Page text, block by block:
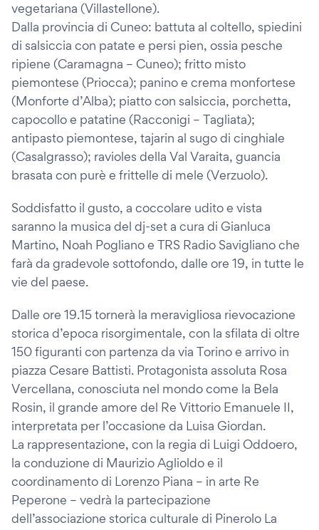
vegetariana (Villastellone).
Dalla provincia di Cuneo: battuta al coltello, spiedini
di salsiccia con patate e persi pien, ossia pesche
ripiene (Caramagna – Cuneo); fritto misto
piemontese (Priocca); panino e crema monfortese
(Monforte d’Alba); piatto con salsiccia, porchetta,
capocollo e patatine (Racconigi – Tagliata);
antipasto piemontese, tajarin al sugo di cinghiale
(Casalgrasso); ravioles della Val Varaita, guancia
brasata con purè e frittelle di mele (Verzuolo).
Soddisfatto il gusto, a coccolare udito e vista
saranno la musica del dj-set a cura di Gianluca
Martino, Noah Pogliano e TRS Radio Savigliano che
farà da gradevole sottofondo, dalle ore 19, in tutte le
vie del paese.
Dalle ore 19.15 tornerà la meravigliosa rievocazione
storica d’epoca risorgimentale, con la sfilata di oltre
150 figuranti con partenza da via Torino e arrivo in
piazza Cesare Battisti. Protagonista assoluta Rosa
Vercellana, conosciuta nel mondo come la Bela
Rosin, il grande amore del Re Vittorio Emanuele II,
interpretata per l’occasione da Luisa Giordan.
La rappresentazione, con la regia di Luigi Oddoero,
la conduzione di Maurizio Aglioldo e il
coordinamento di Lorenzo Piana – in arte Re
Peperone – vedrà la partecipazione
dell’associazione storica culturale di Pinerolo La